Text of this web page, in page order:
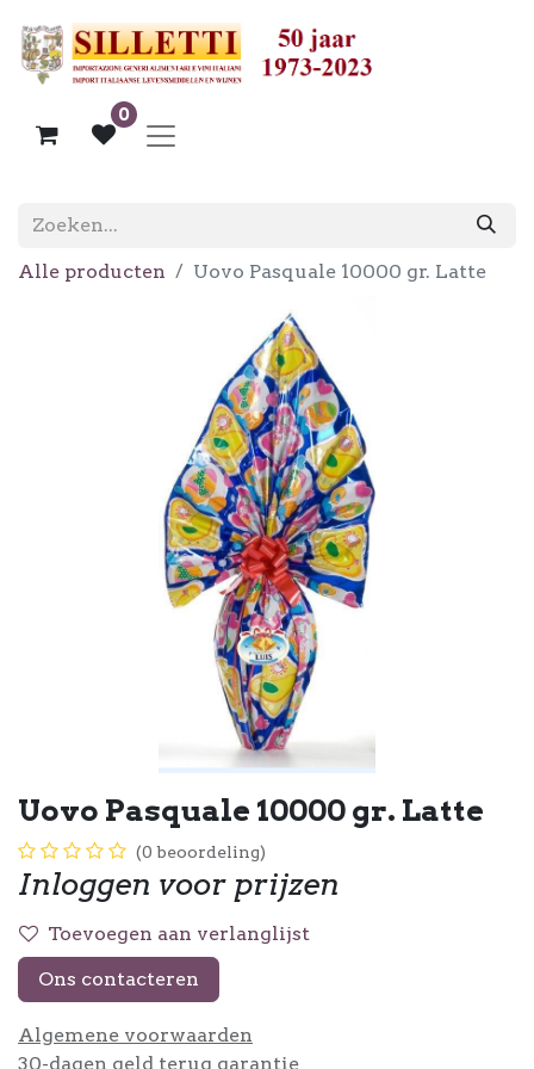
0
Alle producten Uovo Pasquale 10000 gr. Latte
Uovo Pasquale 10000 gr. Latte
(0 beoordeling)
Inloggen voor prijzen
Toevoegen aan verlanglijst
Ons contacteren
Algemene voorwaarden
30-dagen geld terug garantie